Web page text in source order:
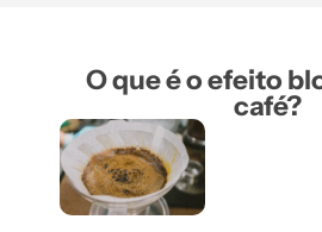
O que é o efeito
café?